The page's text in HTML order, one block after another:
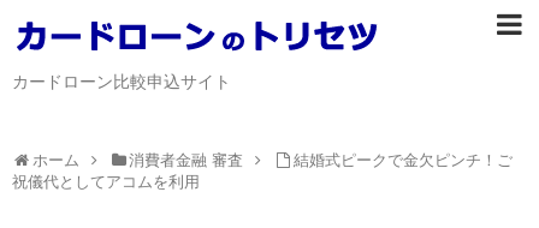
カードローン比較申込サイト
ホーム 消費者金融 審査
結婚式ピークで金欠ピンチ！ご
祝儀代としてアコムを利用